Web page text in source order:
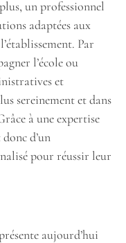
un professionnel
adaptées aux
Par
l’école ou
et
sereinement et dans
à une expertise
d’un
pour réussir leur
aujourd’hui